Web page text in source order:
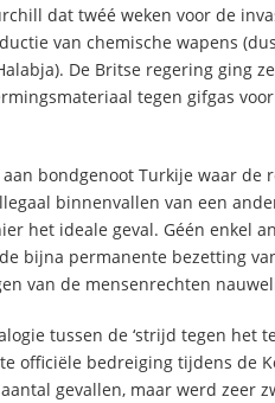
dat twéé weken voor de
van chemische wapens
De Britse regering ging
tegen gifgas
bondgenoot Turkije waar de
binnenvallen van een
het ideale geval. Géén enkel
bijna permanente bezetting
van de mensenrechten
tussen de ‘strijd tegen het
officiële bedreiging tijdens de
gevallen, maar werd zeer